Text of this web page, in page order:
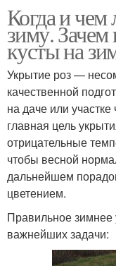
Когда и
зиму.
кусты на
Укрытие роз —
качественной
на даче или
главная цель
отрицательные
чтобы весной
дальнейшем
цветением.
Правильное зимнее
важнейших задачи: